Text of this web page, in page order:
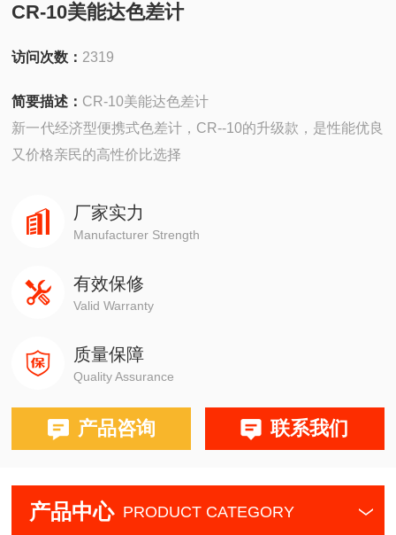
CR-10美能达色差计
访问次数： 2319
简要描述： CR-10美能达色差计
新一代经济型便携式色差计，CR--10的升级款，是性能优良
又价格亲民的高性价比选择
厂家实力
Manufacturer Strength
有效保修
Valid Warranty
质量保障
Quality Assurance
产品咨询 联系我们
产品中心 PRODUCT CATEGORY